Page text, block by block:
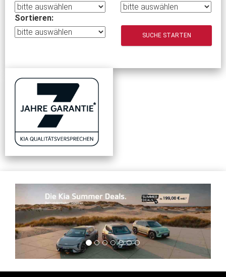
Sortieren:
SUCHE STARTEN